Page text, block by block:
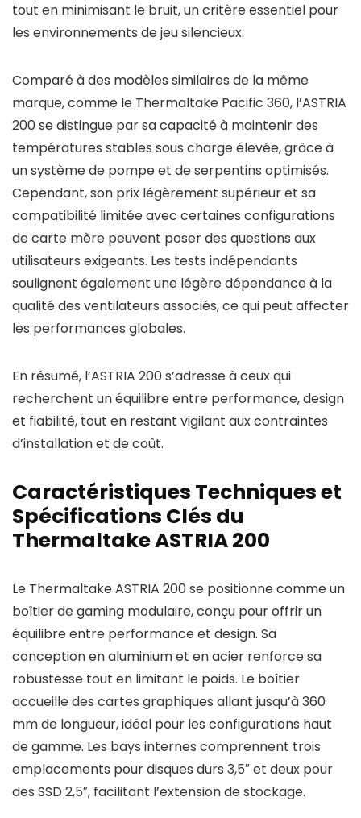
tout en minimisant le bruit, un critère essentiel pour
les environnements de jeu silencieux.
Comparé à des modèles similaires de la même
marque, comme le Thermaltake Pacific 360, l’ASTRIA
200 se distingue par sa capacité à maintenir des
températures stables sous charge élevée, grâce à
un système de pompe et de serpentins optimisés.
Cependant, son prix légèrement supérieur et sa
compatibilité limitée avec certaines configurations
de carte mère peuvent poser des questions aux
utilisateurs exigeants. Les tests indépendants
soulignent également une légère dépendance à la
qualité des ventilateurs associés, ce qui peut affecter
les performances globales.
En résumé, l’ASTRIA 200 s’adresse à ceux qui
recherchent un équilibre entre performance, design
et fiabilité, tout en restant vigilant aux contraintes
d’installation et de coût.
Caractéristiques Techniques et
Spécifications Clés du
Thermaltake ASTRIA 200
Le Thermaltake ASTRIA 200 se positionne comme un
boîtier de gaming modulaire, conçu pour offrir un
équilibre entre performance et design. Sa
conception en aluminium et en acier renforce sa
robustesse tout en limitant le poids. Le boîtier
accueille des cartes graphiques allant jusqu’à 360
mm de longueur, idéal pour les configurations haut
de gamme. Les bays internes comprennent trois
emplacements pour disques durs 3,5″ et deux pour
des SSD 2,5″, facilitant l’extension de stockage.